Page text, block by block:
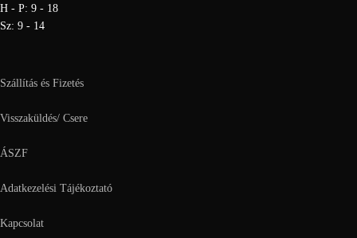
H - P: 9 - 18
Sz: 9 - 14
Szállítás és Fizetés
Visszaküldés/ Csere
ÁSZF
Adatkezelési Tájékoztató
Kapcsolat